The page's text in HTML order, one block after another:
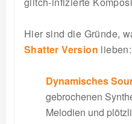
Hier sind die Gründe,
Shatter Version lieben:
Dynamisches
gebrochenen
Melodien und